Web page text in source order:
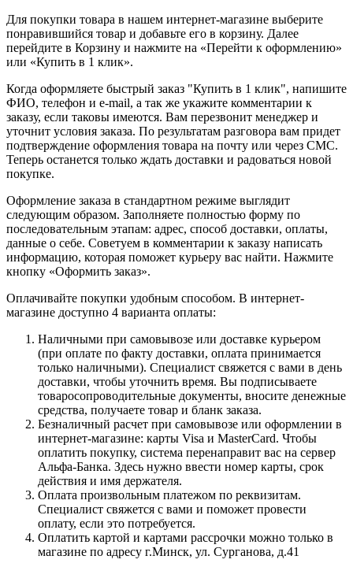
Для покупки товара в нашем интернет-магазине выберите
понравившийся товар и добавьте его в корзину. Далее
перейдите в Корзину и нажмите на «Перейти к оформлению»
или «Купить в 1 клик».
Когда оформляете быстрый заказ "Купить в 1 клик", напишите
ФИО, телефон и e-mail, а так же укажите комментарии к
заказу, если таковы имеются. Вам перезвонит менеджер и
уточнит условия заказа. По результатам разговора вам придет
подтверждение оформления товара на почту или через СМС.
Теперь останется только ждать доставки и радоваться новой
покупке.
Оформление заказа в стандартном режиме выглядит
следующим образом. Заполняете полностью форму по
последовательным этапам: адрес, способ доставки, оплаты,
данные о себе. Советуем в комментарии к заказу написать
информацию, которая поможет курьеру вас найти. Нажмите
кнопку «Оформить заказ».
Оплачивайте покупки удобным способом. В интернет-
магазине доступно 4 варианта оплаты:
Наличными при самовывозе или доставке курьером
(при оплате по факту доставки, оплата принимается
только наличными). Специалист свяжется с вами в день
доставки, чтобы уточнить время. Вы подписываете
товаросопроводительные документы, вносите денежные
средства, получаете товар и бланк заказа.
Безналичный расчет при самовывозе или оформлении в
интернет-магазине: карты Visa и MasterCard. Чтобы
оплатить покупку, система перенаправит вас на сервер
Альфа-Банка. Здесь нужно ввести номер карты, срок
действия и имя держателя.
Оплата произвольным платежом по реквизитам.
Специалист свяжется с вами и поможет провести
оплату, если это потребуется.
Оплатить картой и картами рассрочки можно только в
магазине по адресу г.Минск, ул. Сурганова, д.41